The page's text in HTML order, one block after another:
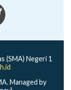
(SMA) Negeri 1
Managed by